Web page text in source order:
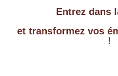
Entrez dans
et transformez vos
!